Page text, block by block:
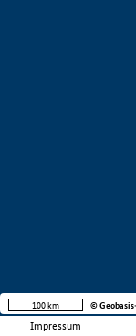
Impressum
100 km ©